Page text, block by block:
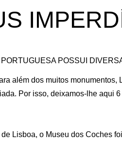
POSSUI
além dos muitos
Por isso, deixamos-lhe aqui
Lisboa, o Museu dos Coches